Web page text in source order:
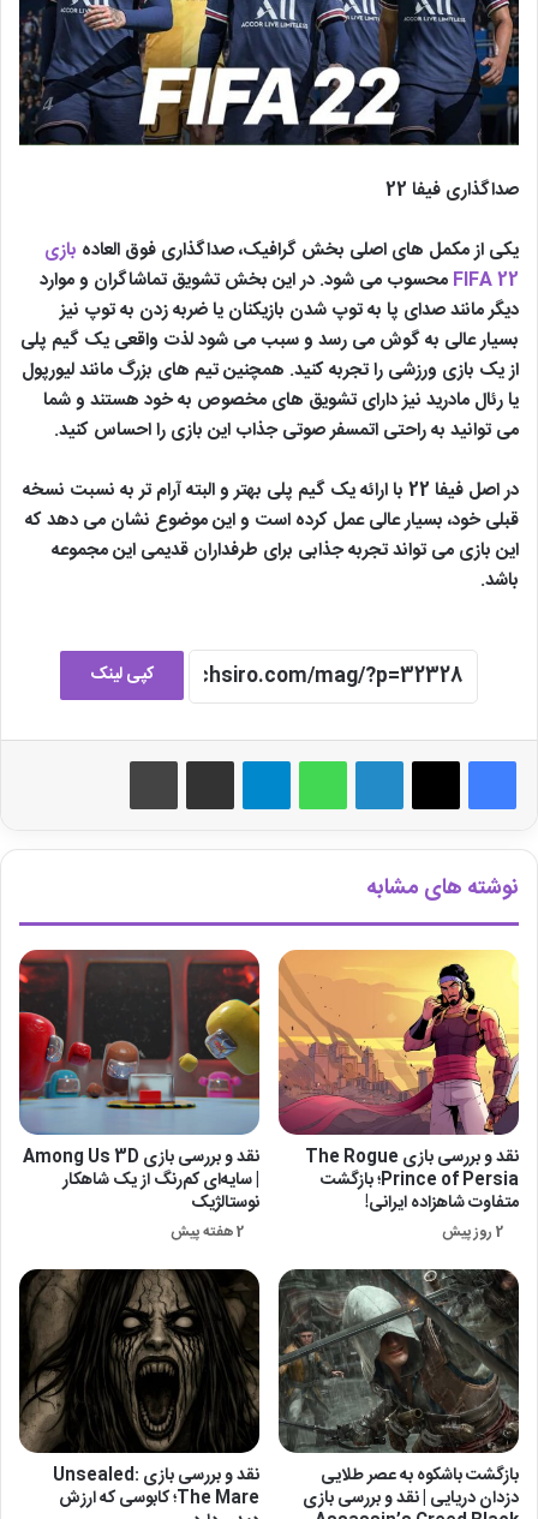
صداگذاری فیفا 22
یکی از مکمل های اصلی بخش گرافیک، صداگذاری فوق العاده بازی
FIFA 22 محسوب می شود. در این بخش تشویق تماشاگران و موارد
دیگر مانند صدای پا به توپ شدن بازیکنان یا ضربه زدن به توپ نیز
بسیار عالی به گوش می رسد و سبب می شود لذت واقعی یک گیم پلی
از یک بازی ورزشی را تجربه کنید. همچنین تیم های بزرگ مانند لیورپول
یا رئال مادرید نیز دارای تشویق های مخصوص به خود هستند و شما
می توانید به راحتی اتمسفر صوتی جذاب این بازی را احساس کنید.
در اصل فیفا 22 با ارائه یک گیم پلی بهتر و البته آرام تر به نسبت نسخه
قبلی خود، بسیار عالی عمل کرده است و این موضوع نشان می دهد که
این بازی می تواند تجربه جذابی برای طرفداران قدیمی این مجموعه
باشد.
کپی لینک
لینکدین واتس آپ تلگرام اشتراک گذاری از طریق ایمیل
نوشته های مشابه
نقد و بررسی بازی The Rogue
Prince of Persia؛ بازگشت
متفاوت شاهزاده ایرانی!
2 روز پیش
نقد و بررسی بازی Among Us 3D
| سایه‌ای کم‌رنگ از یک شاهکار
نوستالژیک
2 هفته پیش
بازگشت باشکوه به عصر طلایی
دزدان دریایی | نقد و بررسی بازی
نقد و بررسی بازی Unsealed:
The Mare؛ کابوسی که ارزش